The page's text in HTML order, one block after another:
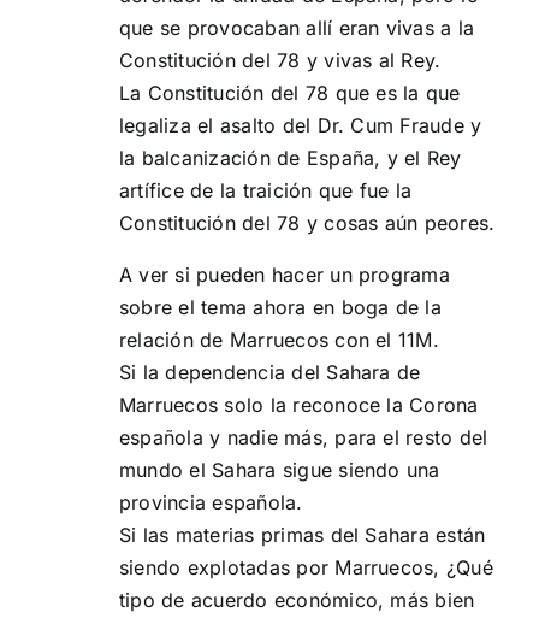
que se provocaban allí eran vivas a la
Constitución del 78 y vivas al Rey.
La Constitución del 78 que es la que
legaliza el asalto del Dr. Cum Fraude y
la balcanización de España, y el Rey
artífice de la traición que fue la
Constitución del 78 y cosas aún peores.
A ver si pueden hacer un programa
sobre el tema ahora en boga de la
relación de Marruecos con el 11M.
Si la dependencia del Sahara de
Marruecos solo la reconoce la Corona
española y nadie más, para el resto del
mundo el Sahara sigue siendo una
provincia española.
Si las materias primas del Sahara están
siendo explotadas por Marruecos, ¿Qué
tipo de acuerdo económico, más bien